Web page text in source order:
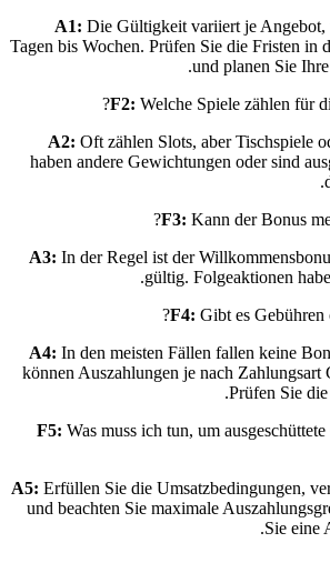
A1: Die Gültigkeit variiert je Angebot,
Tagen bis Wochen. Prüfen Sie die Fristen in
und planen Sie
F2: Welche Spiele zählen für
A2: Oft zählen Slots, aber Tischspiele
haben andere Gewichtungen oder sind
F3: Kann der Bonus
A3: In der Regel ist der
gültig. Folgeaktionen
F4: Gibt es Gebühren
A4: In den meisten Fällen fallen keine
können Auszahlungen je nach Zahlungsart
Prüfen Sie
F5: Was muss ich tun, um
A5: Erfüllen Sie die Umsatzbedingungen,
und beachten Sie maximale
Sie eine